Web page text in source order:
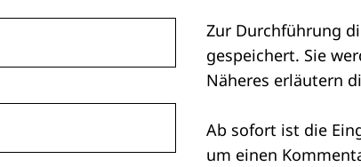
Zur Durchführung
gespeichert. Sie
Näheres erläutern
Ab sofort ist die
um einen